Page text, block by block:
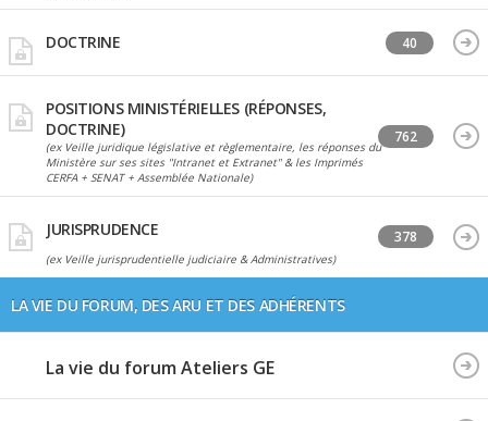
DOCTRINE 40
POSITIONS MINISTÉRIELLES (RÉPONSES,
DOCTRINE)
(ex Veille juridique législative et règlementaire, les réponses du
Ministère sur ses sites "Intranet et Extranet" & les Imprimés
CERFA + SENAT + Assemblée Nationale)
762
JURISPRUDENCE
(ex Veille jurisprudentielle judiciaire & Administratives)
378
LA VIE DU FORUM, DES ARU ET DES ADHÉRENTS
La vie du forum Ateliers GE